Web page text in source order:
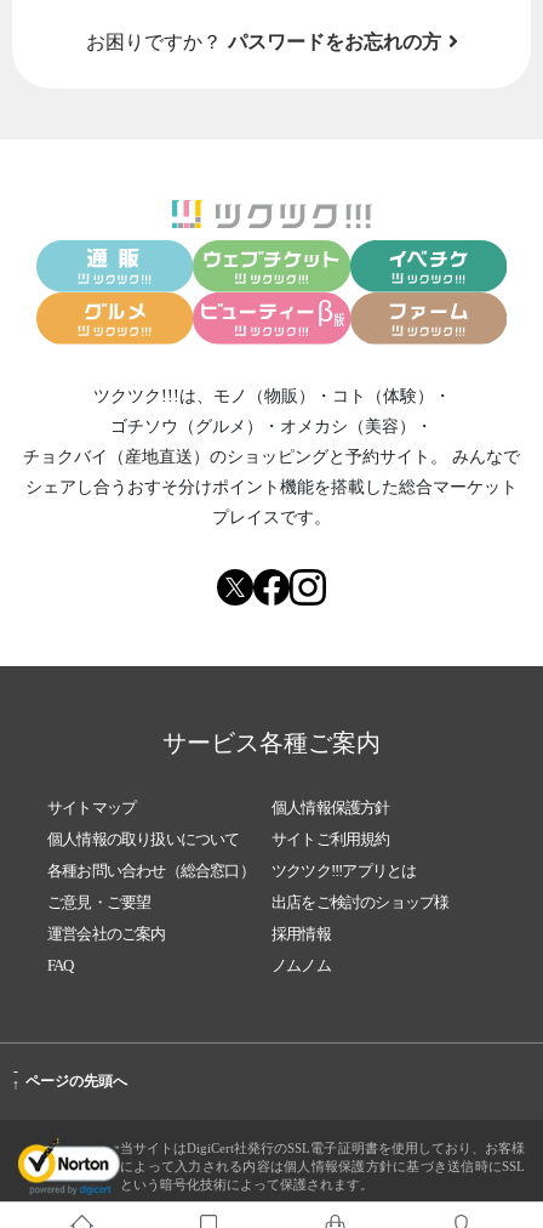
お困りですか？ パスワードをお忘れの方
ツクツク!!!は、 モノ（物販） ・ コト（体験）
・
ゴチソウ（グルメ）
・ オメカシ（美容）
・
チョクバイ（産地直送） のショッピングと予約サイト。
みんなで
シェアし合う おすそ分けポイント機能を搭載した総合マーケット
プレイスです。
サービス各種ご案内
サイトマップ
個人情報保護方針
個人情報の取り扱いについて
サイトご利用規約
各種お問い合わせ（総合窓口）
ツクツク!!!アプリとは
ご意見・ご要望
出店をご検討のショップ様
運営会社のご案内
採用情報
FAQ
ノムノム
-
↑ ページの先頭へ
当サイトはDigiCert社発行のSSL電子証明書を使用しており、お客様
によって入力される内容は個人情報保護方針に基づき送信時にSSL
という暗号化技術によって保護されます。